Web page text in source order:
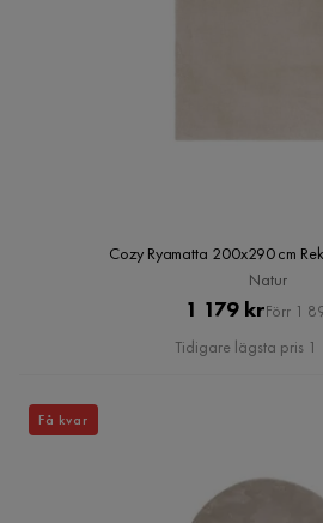
Cozy Ryamatta 200x290 cm
Natur
Pris
1 179 kr
Pris
Förr 1
Tidigare lägsta pris 1
Få kvar